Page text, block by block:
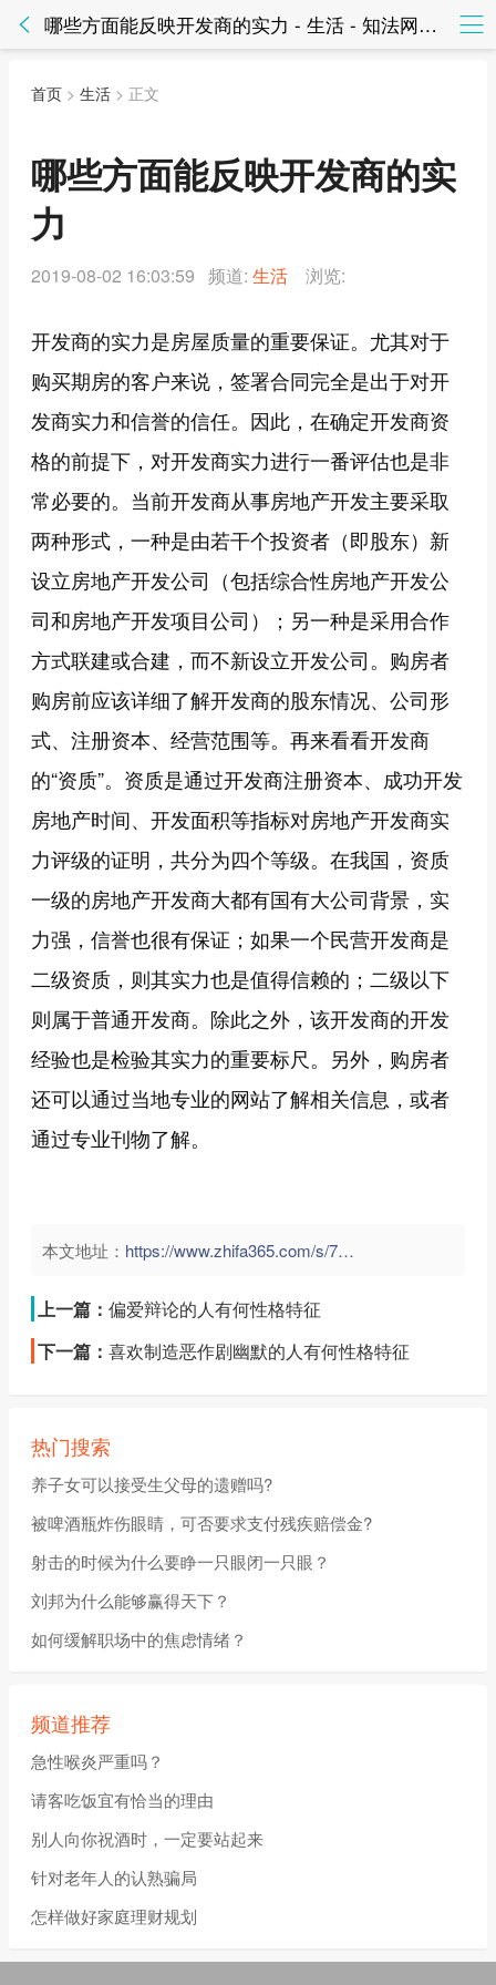
哪些方面能反映开发商的实力 - 生活 - 知法网知法网
首页 > 生活 > 正文
哪些方面能反映开发商的实
力
2019-08-02 16:03:59 频道: 生活 浏览:
开发商的实力是房屋质量的重要保证。尤其对于
购买期房的客户来说，签署合同完全是出于对开
发商实力和信誉的信任。因此，在确定开发商资
格的前提下，对开发商实力进行一番评估也是非
常必要的。当前开发商从事房地产开发主要采取
两种形式，一种是由若干个投资者（即股东）新
设立房地产开发公司（包括综合性房地产开发公
司和房地产开发项目公司）；另一种是采用合作
方式联建或合建，而不新设立开发公司。购房者
购房前应该详细了解开发商的股东情况、公司形
式、注册资本、经营范围等。再来看看开发商
的“资质”。资质是通过开发商注册资本、成功开发
房地产时间、开发面积等指标对房地产开发商实
力评级的证明，共分为四个等级。在我国，资质
一级的房地产开发商大都有国有大公司背景，实
力强，信誉也很有保证；如果一个民营开发商是
二级资质，则其实力也是值得信赖的；二级以下
则属于普通开发商。除此之外，该开发商的开发
经验也是检验其实力的重要标尺。另外，购房者
还可以通过当地专业的网站了解相关信息，或者
通过专业刊物了解。
本文地址： https://www.zhifa365.com/s/74pMNAf9k2ErmaZh">
上一篇： 偏爱辩论的人有何性格特征
下一篇： 喜欢制造恶作剧幽默的人有何性格特征
热门搜索
养子女可以接受生父母的遗赠吗?
被啤酒瓶炸伤眼睛，可否要求支付残疾赔偿金?
射击的时候为什么要睁一只眼闭一只眼？
刘邦为什么能够赢得天下？
如何缓解职场中的焦虑情绪？
频道推荐
急性喉炎严重吗？
请客吃饭宜有恰当的理由
别人向你祝酒时，一定要站起来
针对老年人的认熟骗局
怎样做好家庭理财规划